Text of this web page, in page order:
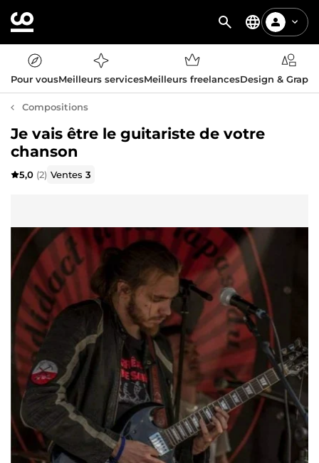
Pour vousMeilleurs servicesMeilleurs freelancesDesign &
Compositions
Je vais être le guitariste de votre
chanson
5,0 (2) Ventes3